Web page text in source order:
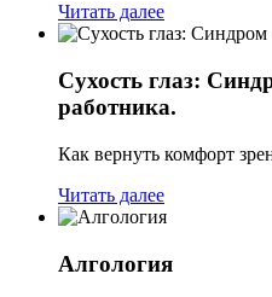
Читать далее
Сухость глаз:
работника.
Как вернуть комфорт
Читать далее
Алгология